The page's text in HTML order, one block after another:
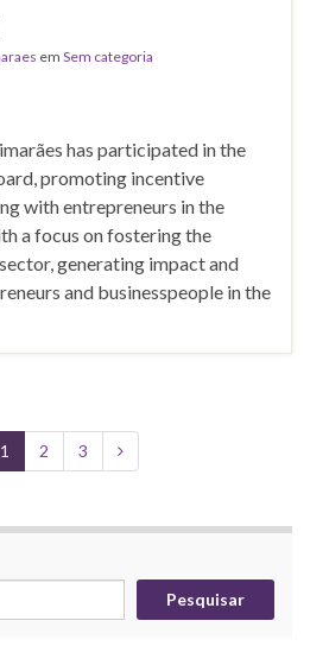
em Sem categoria
has participated in the
promoting incentive
with entrepreneurs in the
a focus on fostering the
generating impact and
and businesspeople in the
1 2 3
Pesquisar